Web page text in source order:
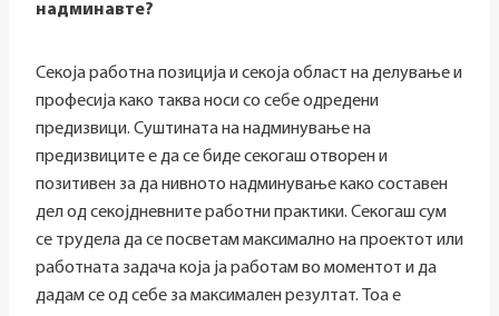
надминавте?
Секоја работна позиција и секоја област на делување и
професија како таква носи со себе одредени
предизвици. Суштината на надминување на
предизвиците е да се биде секогаш отворен и
позитивен за да нивното надминување како составен
дел од секојдневните работни практики. Секогаш сум
се трудела да се посветам максимално на проектот или
работната задача која ја работам во моментот и да
дадам се од себе за максимален резултат. Тоа е